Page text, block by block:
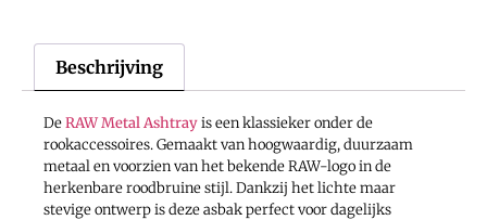
Beschrijving
DeRAW Metal Ashtrayis een klassieker onder de
rookaccessoires. Gemaakt van hoogwaardig, duurzaam
metaal en voorzien van het bekende RAW-logo in de
herkenbare roodbruine stijl. Dankzij het lichte maar
stevige ontwerp is deze asbak perfect voor dagelijks